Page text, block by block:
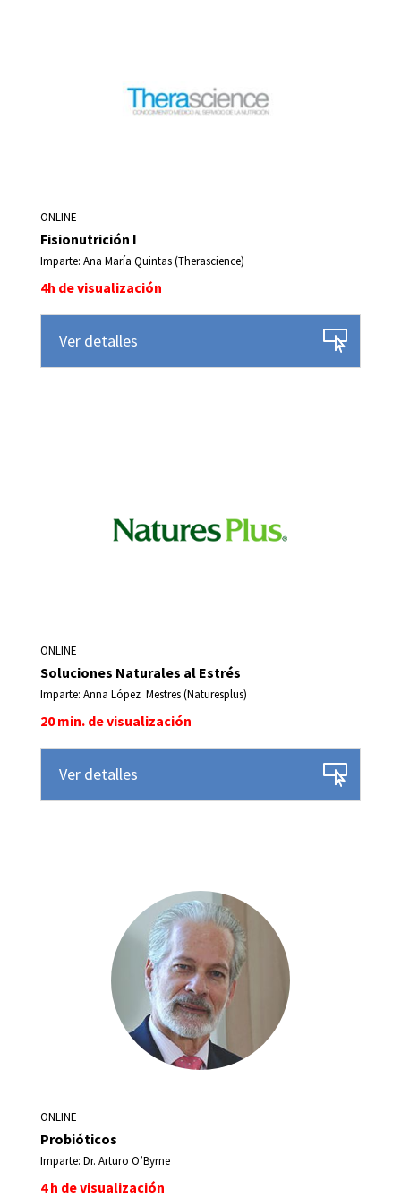
ONLINE
Fisionutrición I
Imparte: Ana María Quintas (Therascience)
4h de visualización
Ver detalles
ONLINE
Soluciones Naturales al Estrés
Imparte: Anna López Mestres (Naturesplus)
20 min. de visualización
Ver detalles
ONLINE
Probióticos
Imparte: Dr. Arturo O’Byrne
4 h de visualización